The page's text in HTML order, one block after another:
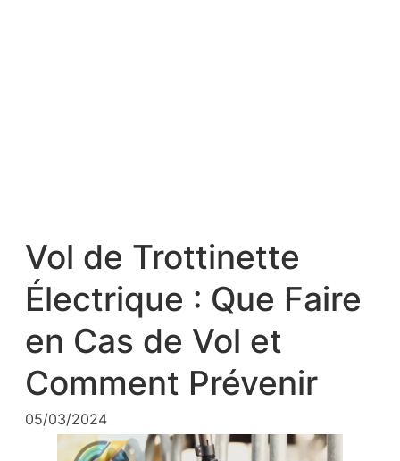
Vol de Trottinette
Électrique : Que Faire
en Cas de Vol et
Comment Prévenir
05/03/2024